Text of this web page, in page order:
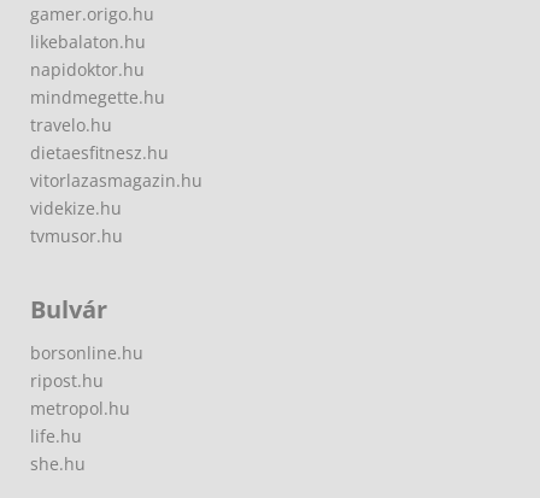
gamer.origo.hu
likebalaton.hu
napidoktor.hu
mindmegette.hu
travelo.hu
dietaesfitnesz.hu
vitorlazasmagazin.hu
videkize.hu
tvmusor.hu
Bulvár
borsonline.hu
ripost.hu
metropol.hu
life.hu
she.hu